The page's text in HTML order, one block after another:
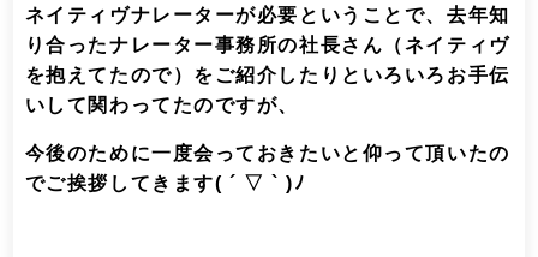
ネイティヴナレーターが必要ということで、去年知
り合ったナレーター事務所の社長さん（ネイティヴ
を抱えてたので）をご紹介したりといろいろお手伝
いして関わってたのですが、
今後のために一度会っておきたいと仰って頂いたの
でご挨拶してきます( ´ ▽ ` )ﾉ